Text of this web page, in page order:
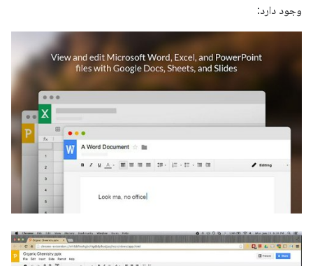
وجود دارد: